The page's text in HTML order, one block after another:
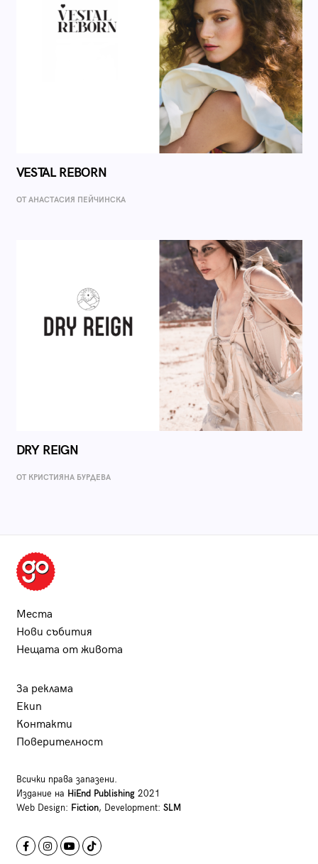
VESTAL REBORN
ОТ AНАСТАСИЯ ПЕЙЧИНСКА
DRY REIGN
ОТ КРИСТИЯНА БУРДЕВА
Места
Нови събития
Нещата от живота
За реклама
Екип
Контакти
Поверителност
Всички права запазени.
Издание на HiEnd Publishing2021
Web Design: Fiction, Development: SLM